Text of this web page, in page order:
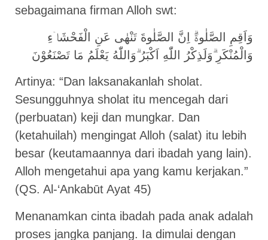
sebagaimana firman Alloh swt:
وَاَقِمِ الصَّلٰوةَۗ اِنَّ الصَّلٰوةَ تَنْهٰى عَنِ الْفَحْشَاۤءِ
وَالْمُنْكَرِ ۗوَلَذِكْرُ اللّٰهِ اَكْبَرُ ۗوَاللّٰهُ يَعْلَمُ مَا تَصْنَعُوْنَ
Artinya: “Dan laksanakanlah sholat.
Sesungguhnya sholat itu mencegah dari
(perbuatan) keji dan mungkar. Dan
(ketahuilah) mengingat Alloh (salat) itu lebih
besar (keutamaannya dari ibadah yang lain).
Alloh mengetahui apa yang kamu kerjakan.”
(QS. Al-‘Ankabūt Ayat 45)
Menanamkan cinta ibadah pada anak adalah
proses jangka panjang. Ia dimulai dengan